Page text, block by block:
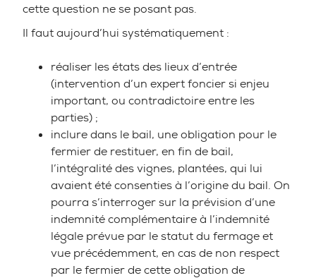
cette question ne se posant pas.
Il faut aujourd’hui systématiquement :
réaliser les états des lieux d’entrée
(intervention d’un expert foncier si enjeu
important, ou contradictoire entre les
parties) ;
inclure dans le bail, une obligation pour le
fermier de restituer, en fin de bail,
l’intégralité des vignes, plantées, qui lui
avaient été consenties à l’origine du bail. On
pourra s’interroger sur la prévision d’une
indemnité complémentaire à l’indemnité
légale prévue par le statut du fermage et
vue précédemment, en cas de non respect
par le fermier de cette obligation de